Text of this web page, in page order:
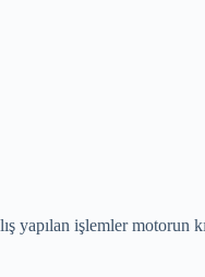
yapılan işlemler motorun